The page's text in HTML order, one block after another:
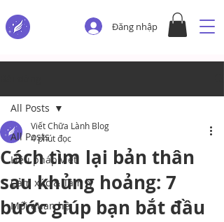
Đăng nhập
All Posts
Liệu pháp viết
Cảm xúc & Tâm lý
Mối quan hệ
All Posts
Cách tìm lại bản thân
sau khủng hoảng: 7
bước giúp bạn bắt đầu
Viết Chữa Lành Blog
4 phút đọc